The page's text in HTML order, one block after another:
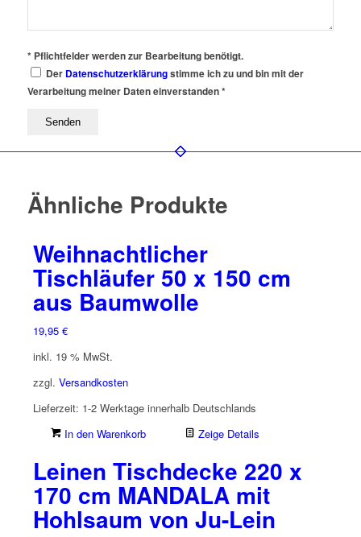
* Pflichtfelder werden zur Bearbeitung benötigt.
Der Datenschutzerklärungstimme ich zu und bin mit der
Verarbeitung meiner Daten einverstanden *
Ähnliche Produkte
Weihnachtlicher
Tischläufer 50 x 150 cm
aus Baumwolle
19,95 €
inkl. 19 % MwSt.
zzgl. Versandkosten
Lieferzeit: 1-2 Werktage innerhalb Deutschlands
In den Warenkorb
Zeige Details
Leinen Tischdecke 220 x
170 cm MANDALA mit
Hohlsaum von Ju-Lein